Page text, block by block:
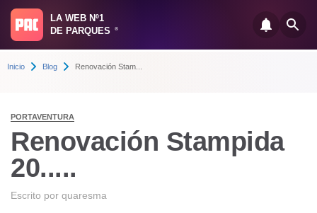
LA WEB Nº1
DE PARQUES
®
Inicio Blog Renovación Stam...
PORTAVENTURA
Renovación Stampida
20.....
Escrito por quaresma